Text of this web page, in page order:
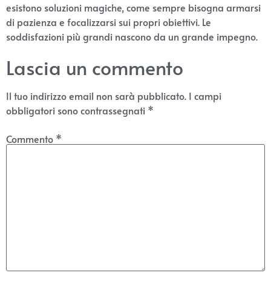
esistono soluzioni magiche, come sempre bisogna armarsi
di pazienza e focalizzarsi sui propri obiettivi. Le
soddisfazioni più grandi nascono da un grande impegno.
Lascia un commento
Il tuo indirizzo email non sarà pubblicato. I campi
obbligatori sono contrassegnati *
Commento *